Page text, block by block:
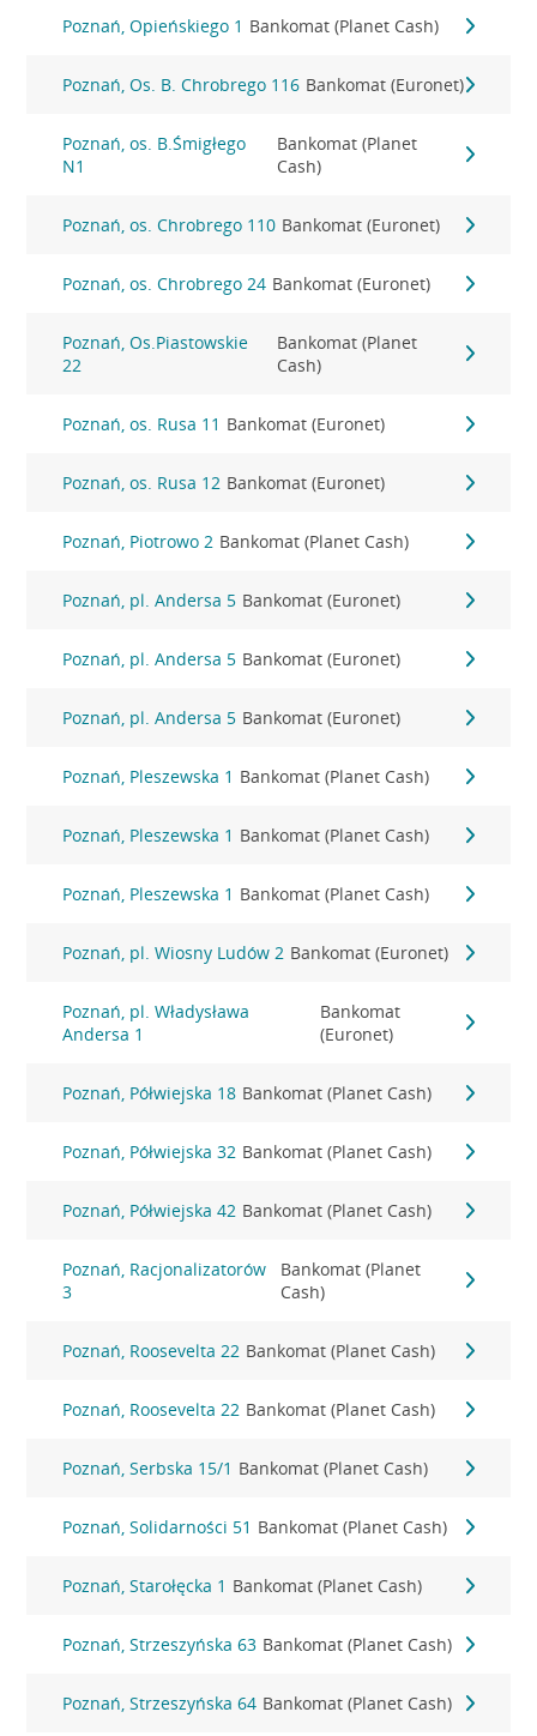
Poznań, Opieńskiego 1 Bankomat (Planet Cash)
Poznań, Os. B. Chrobrego 116 Bankomat (Euronet)
Poznań, os. B.Śmigłego
N1
Bankomat (Planet
Cash)
Poznań, os. Chrobrego 110 Bankomat (Euronet)
Poznań, os. Chrobrego 24 Bankomat (Euronet)
Poznań, Os.Piastowskie
22
Bankomat (Planet
Cash)
Poznań, os. Rusa 11 Bankomat (Euronet)
Poznań, os. Rusa 12 Bankomat (Euronet)
Poznań, Piotrowo 2 Bankomat (Planet Cash)
Poznań, pl. Andersa 5 Bankomat (Euronet)
Poznań, pl. Andersa 5 Bankomat (Euronet)
Poznań, pl. Andersa 5 Bankomat (Euronet)
Poznań, Pleszewska 1 Bankomat (Planet Cash)
Poznań, Pleszewska 1 Bankomat (Planet Cash)
Poznań, Pleszewska 1 Bankomat (Planet Cash)
Poznań, pl. Wiosny Ludów 2 Bankomat (Euronet)
Poznań, pl. Władysława
Andersa 1
Bankomat
(Euronet)
Poznań, Półwiejska 18 Bankomat (Planet Cash)
Poznań, Półwiejska 32 Bankomat (Planet Cash)
Poznań, Półwiejska 42 Bankomat (Planet Cash)
Poznań, Racjonalizatorów
3
Bankomat (Planet
Cash)
Poznań, Roosevelta 22 Bankomat (Planet Cash)
Poznań, Roosevelta 22 Bankomat (Planet Cash)
Poznań, Serbska 15/1 Bankomat (Planet Cash)
Poznań, Solidarności 51 Bankomat (Planet Cash)
Poznań, Starołęcka 1 Bankomat (Planet Cash)
Poznań, Strzeszyńska 63 Bankomat (Planet Cash)
Poznań, Strzeszyńska 64 Bankomat (Planet Cash)